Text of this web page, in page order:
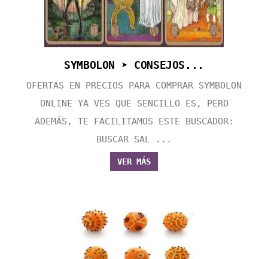
SYMBOLON ➤ CONSEJOS...
OFERTAS EN PRECIOS PARA COMPRAR SYMBOLON
ONLINE YA VES QUE SENCILLO ES, PERO
ADEMÁS, TE FACILITAMOS ESTE BUSCADOR:
BUSCAR SAL ...
VER MÁS